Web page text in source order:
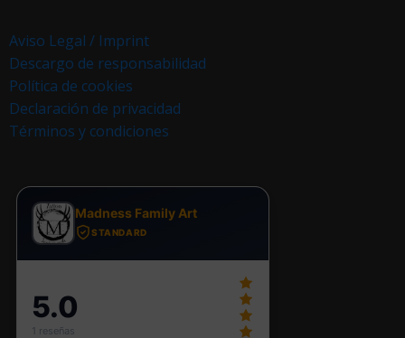
Aviso Legal / Imprint
Descargo de responsabilidad
Política de cookies
Declaración de privacidad
Términos y condiciones